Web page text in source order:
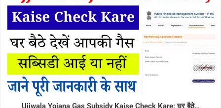
Ujjwala Yojana Gas Subsidy Kaise Check Kare: घर बैठे…